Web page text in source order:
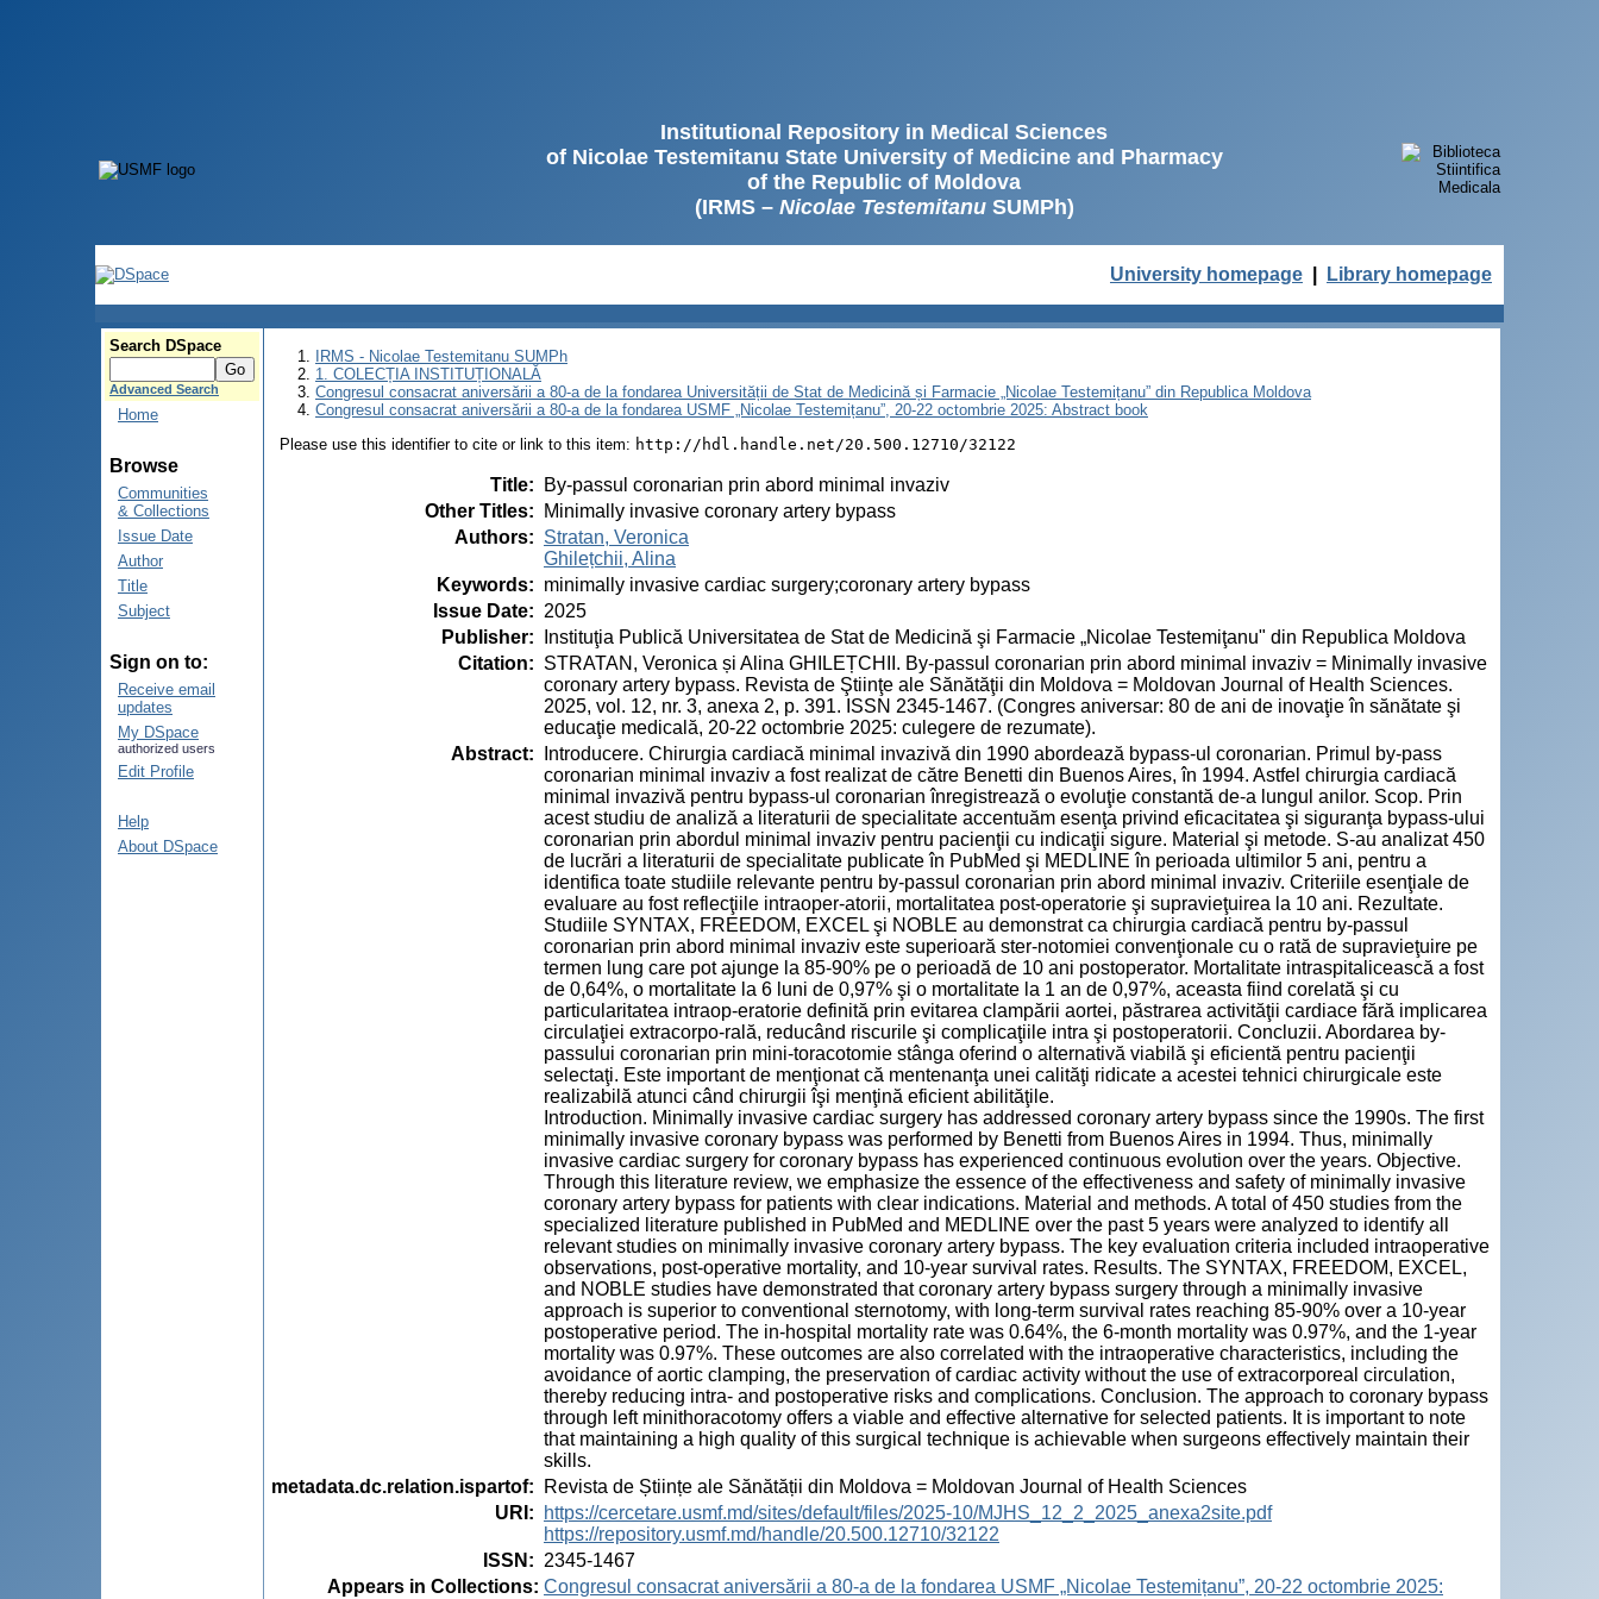
Institutional Repository in Medical Sciences
of Nicolae Testemitanu State University of Medicine and Pharmacy
of the Republic of Moldova
(IRMS – Nicolae TestemitanuSUMPh)
University homepage Library homepage
Search DSpace
Advanced Search
Home
Browse
Communities
& Collections
Issue Date
Author
Title
Subject
Sign on to:
Receive email
updates
My DSpace
authorized users
Edit Profile
Help
About DSpace
IRMS - Nicolae Testemitanu SUMPh
1. COLECȚIA INSTITUȚIONALĂ
Congresul consacrat aniversării a 80-a de la fondarea Universității de Stat de Medicină și Farmacie „Nicolae Testemițanu” din Republica Moldova
Congresul consacrat aniversării a 80-a de la fondarea USMF „Nicolae Testemițanu”, 20-22 octombrie 2025: Abstract book
Please use this identifier to cite or link to this item: http://hdl.handle.net/20.500.12710/32122
Title:
By-passul coronarian prin abord minimal invaziv
Other Titles:
Minimally invasive coronary artery bypass
Authors: Stratan, Veronica
Ghilețchii, Alina
Keywords: minimally invasive cardiac surgery;coronary artery bypass
Issue Date: 2025
Publisher:
Instituţia Publică Universitatea de Stat de Medicină şi Farmacie „Nicolae Testemiţanu" din Republica Moldova
Citation: STRATAN, Veronica și Alina GHILEȚCHII. By-passul coronarian prin abord minimal invaziv = Minimally invasive
coronary artery bypass. Revista de Ştiinţe ale Sănătăţii din Moldova = Moldovan Journal of Health Sciences.
2025, vol. 12, nr. 3, anexa 2, p. 391. ISSN 2345-1467. (Congres aniversar: 80 de ani de inovaţie în sănătate şi
educaţie medicală, 20-22 octombrie 2025: culegere de rezumate).
Abstract:
Introducere. Chirurgia cardiacă minimal invazivă din 1990 abordează bypass-ul coronarian. Primul by-pass
coronarian minimal invaziv a fost realizat de către Benetti din Buenos Aires, în 1994. Astfel chirurgia cardiacă
minimal invazivă pentru bypass-ul coronarian înregistrează o evoluţie constantă de-a lungul anilor. Scop. Prin
acest studiu de analiză a literaturii de specialitate accentuăm esenţa privind eficacitatea şi siguranţa bypass-ului
coronarian prin abordul minimal invaziv pentru pacienţii cu indicaţii sigure. Material şi metode. S-au analizat 450
de lucrări a literaturii de specialitate publicate în PubMed şi MEDLINE în perioada ultimilor 5 ani, pentru a
identifica toate studiile relevante pentru by-passul coronarian prin abord minimal invaziv. Criteriile esenţiale de
evaluare au fost reflecţiile intraoper-atorii, mortalitatea post-operatorie şi supravieţuirea la 10 ani. Rezultate.
Studiile SYNTAX, FREEDOM, EXCEL şi NOBLE au demonstrat ca chirurgia cardiacă pentru by-passul
coronarian prin abord minimal invaziv este superioară ster-notomiei convenţionale cu o rată de supravieţuire pe
termen lung care pot ajunge la 85-90% pe o perioadă de 10 ani postoperator. Mortalitate intraspitalicească a fost
de 0,64%, o mortalitate la 6 luni de 0,97% şi o mortalitate la 1 an de 0,97%, aceasta fiind corelată şi cu
particularitatea intraop-eratorie definită prin evitarea clampării aortei, păstrarea activităţii cardiace fără implicarea
circulaţiei extracorpo-rală, reducând riscurile şi complicaţiile intra şi postoperatorii. Concluzii. Abordarea by-
passului coronarian prin mini-toracotomie stânga oferind o alternativă viabilă şi eficientă pentru pacienţii
selectaţi. Este important de menţionat că mentenanţa unei calităţi ridicate a acestei tehnici chirurgicale este
realizabilă atunci când chirurgii îşi menţină eficient abilităţile.
Introduction. Minimally invasive cardiac surgery has addressed coronary artery bypass since the 1990s. The first
minimally invasive coronary bypass was performed by Benetti from Buenos Aires in 1994. Thus, minimally
invasive cardiac surgery for coronary bypass has experienced continuous evolution over the years. Objective.
Through this literature review, we emphasize the essence of the effectiveness and safety of minimally invasive
coronary artery bypass for patients with clear indications. Material and methods. A total of 450 studies from the
specialized literature published in PubMed and MEDLINE over the past 5 years were analyzed to identify all
relevant studies on minimally invasive coronary artery bypass. The key evaluation criteria included intraoperative
observations, post-operative mortality, and 10-year survival rates. Results. The SYNTAX, FREEDOM, EXCEL,
and NOBLE studies have demonstrated that coronary artery bypass surgery through a minimally invasive
approach is superior to conventional sternotomy, with long-term survival rates reaching 85-90% over a 10-year
postoperative period. The in-hospital mortality rate was 0.64%, the 6-month mortality was 0.97%, and the 1-year
mortality was 0.97%. These outcomes are also correlated with the intraoperative characteristics, including the
avoidance of aortic clamping, the preservation of cardiac activity without the use of extracorporeal circulation,
thereby reducing intra- and postoperative risks and complications. Conclusion. The approach to coronary bypass
through left minithoracotomy offers a viable and effective alternative for selected patients. It is important to note
that maintaining a high quality of this surgical technique is achievable when surgeons effectively maintain their
skills.
metadata.dc.relation.ispartof:
Revista de Științe ale Sănătății din Moldova = Moldovan Journal of Health Sciences
URI :
https://cercetare.usmf.md/sites/default/files/2025-10/MJHS_12_2_2025_anexa2site.pdf
https://repository.usmf.md/handle/20.500.12710/32122
ISSN : 2345-1467
Appears in Collections: Congresul consacrat aniversării a 80-a de la fondarea USMF „Nicolae Testemițanu”, 20-22 octombrie 2025: